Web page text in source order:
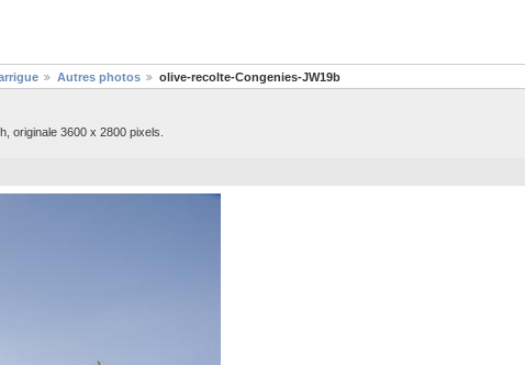
Autres photos olive-recolte-Congenies-JW19b
originale 3600 x 2800 pixels.